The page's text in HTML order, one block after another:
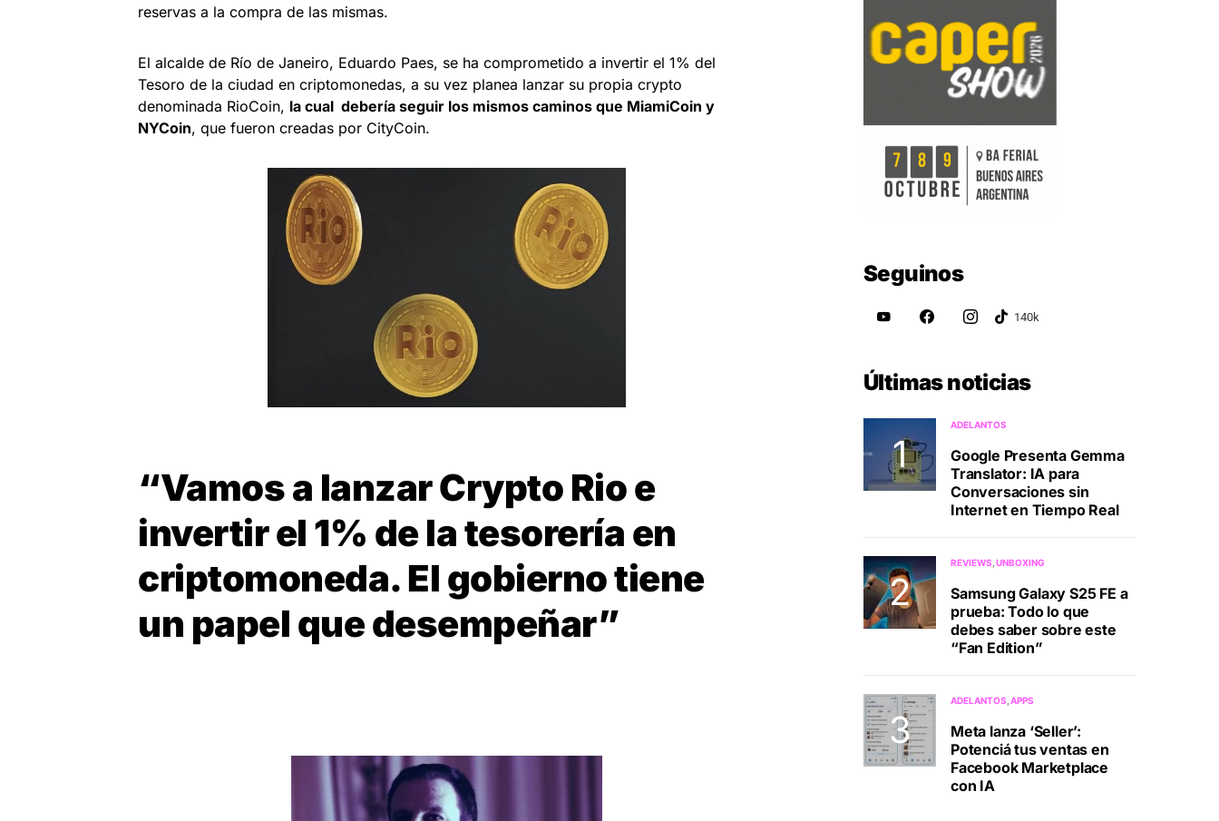
reservas a la compra de las mismas.
El alcalde de Río de Janeiro, Eduardo Paes, se ha comprometido a invertir el 1% del
Tesoro de la ciudad en criptomonedas, a su vez planea lanzar su propia crypto
denominada RioCoin, la cual debería seguir los mismos caminos que MiamiCoin y
NYCoin, que fueron creadas por CityCoin.
“Vamos a lanzar Crypto Rio e
invertir el 1% de la tesorería en
criptomoneda. El gobierno tiene
un papel que desempeñar”
Seguinos
Últimas noticias
ADELANTOS
Google Presenta Gemma
Translator: IA para
Conversaciones sin
Internet en Tiempo Real
REVIEWS UNBOXING
Samsung Galaxy S25 FE a
prueba: Todo lo que
debes saber sobre este
“Fan Edition”
ADELANTOS APPS
Meta lanza ‘Seller’:
Potenciá tus ventas en
Facebook Marketplace
con IA